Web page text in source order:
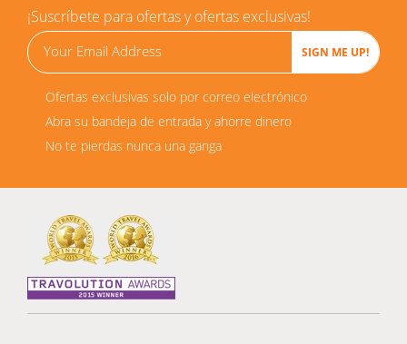
¡Suscríbete para ofertas y ofertas exclusivas!
Ofertas exclusivas solo por correo electrónico
Abra su bandeja de entrada y ahorre dinero
No te pierdas nunca una ganga